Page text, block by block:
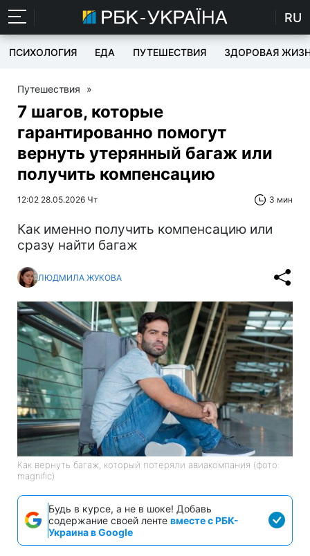
RU
ПСИХОЛОГИЯ ЕДА ПУТЕШЕСТВИЯ ЗДОРОВАЯ
Путешествия »
7 шагов, которые
гарантированно помогут
вернуть утерянный багаж или
получить компенсацию
12:02 28.05.2026 Чт 3 мин
Как именно получить компенсацию или
сразу найти багаж
ЛЮДМИЛА ЖУКОВА
Как вернуть багаж, который потеряли авиакомпания (фото:
magnific)
Будь в курсе, а не в шоке! Добавь
содержание своей ленте вместе с РБК-
Украина в Google